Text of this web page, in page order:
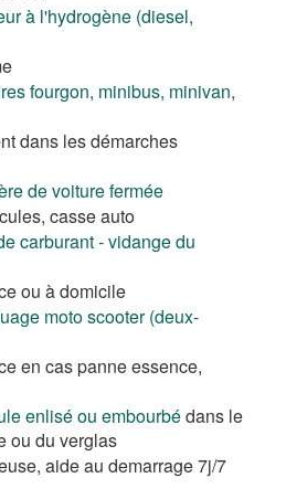
à l'hydrogène (diesel,
fourgon, minibus, minivan,
dans les démarches
de voiture fermée
casse auto
carburant - vidange du
ou à domicile
moto scooter (deux-
en cas panne essence,
enlisé ou embourbédans le
ou du verglas
aide au demarrage 7j/7